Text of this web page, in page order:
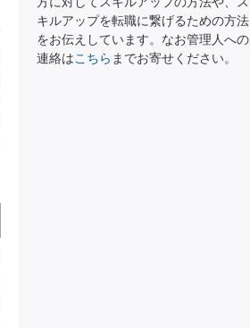
キルアップを転職に繋げるための方法
をお伝えしています。なお管理人への
連絡はこちら までお寄せください。